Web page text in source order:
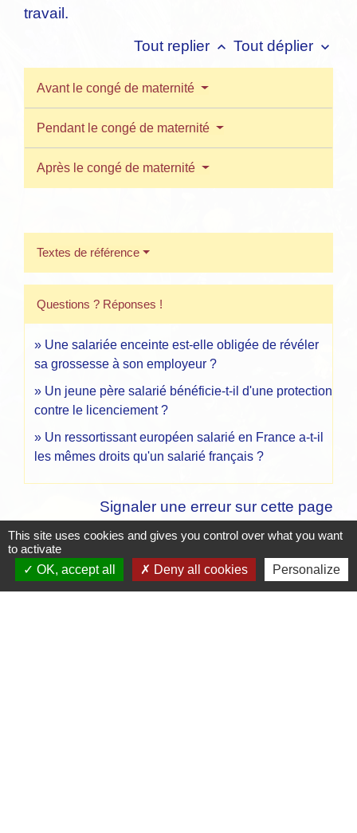
travail.
Tout replier keyboard_arrow_up Tout déplier keyboard_arrow_down
Avant le congé de maternité
Pendant le congé de maternité
Après le congé de maternité
Textes de référence
Questions ? Réponses !
Une salariée enceinte est-elle obligée de révéler
sa grossesse à son employeur ?
Un jeune père salarié bénéficie-t-il d'une protection
contre le licenciement ?
Un ressortissant européen salarié en France a-t-il
les mêmes droits qu'un salarié français ?
Signaler une erreur sur cette page
Contacts
This site uses cookies and gives you control over what you want
to activate
OK, accept all
Deny all cookies Personalize